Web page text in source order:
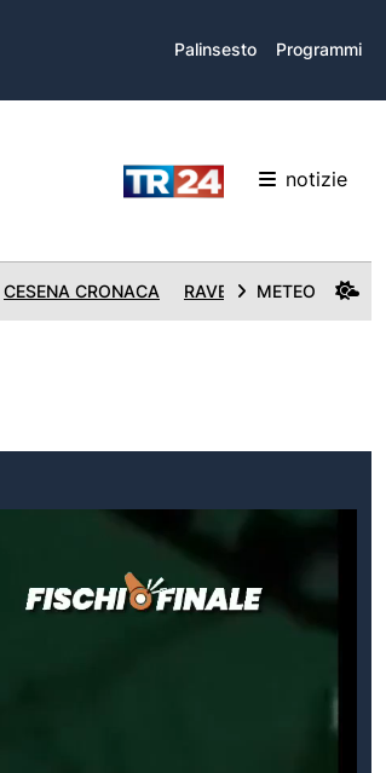
Palinsesto Programmi
notizie
CESENA CRONACA RAVENNA CRONACA
METEO